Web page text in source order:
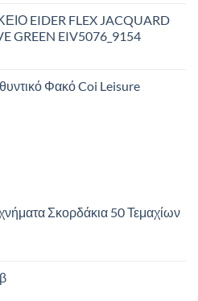
EIDER FLEX JACQUARD
GREEN EIV5076_9154
Φακό Coi Leisure
Σκορδάκια 50 Τεμαχίων